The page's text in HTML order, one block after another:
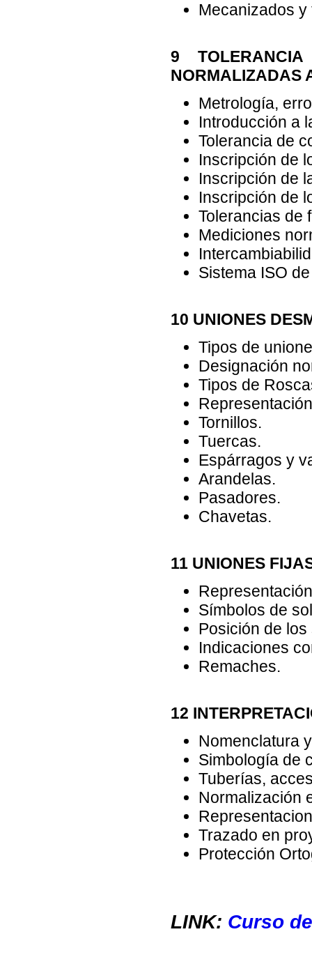
Mecanizados
9
NORMALIZADAS
Metrología,
Introducción a
Tolerancia de
Inscripción de
Inscripción de
Inscripción de
Tolerancias de
Mediciones
Sistema ISO
10 UNIONES
Tipos de
Designación
Tipos de
Tornillos.
Tuercas.
Espárragos y
Arandelas.
Pasadores.
Chavetas.
11 UNIONES
Símbolos de
Posición de
Indicaciones
Remaches.
12
Nomenclatura
Simbología de
Tuberías,
Normalización
Trazado en
Protección
LINK: Curso